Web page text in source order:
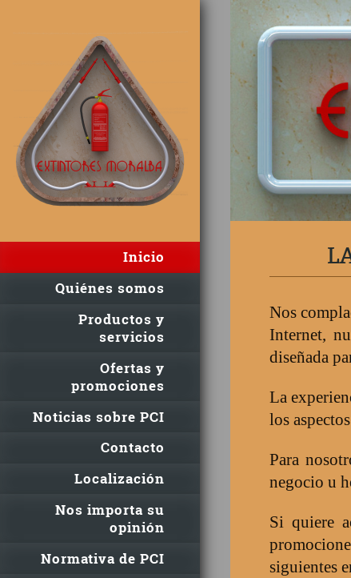
Inicio
Quiénes somos
Productos y
servicios
Ofertas y
promociones
Noticias sobre PCI
Contacto
Localización
Nos importa su
opinión
Normativa de PCI
Nos
Internet,
diseñada
La
los
Para
negocio u
Si quiere
siguientes